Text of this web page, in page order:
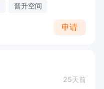
晋升空间
申请
25天前